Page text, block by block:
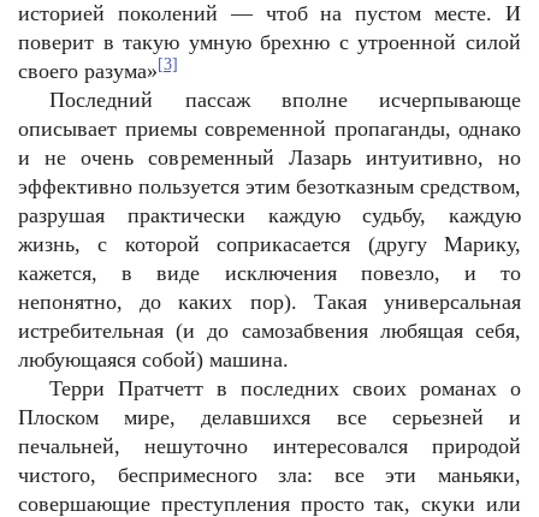
историей поколений — чтоб на пустом месте. И
поверит в такую умную брехню с утроенной силой
своего разума» [3]
Последний пассаж вполне исчерпывающе
описывает приемы современной пропаганды, однако
и не очень современный Лазарь интуитивно, но
эффективно пользуется этим безотказным средством,
разрушая практически каждую судьбу, каждую
жизнь, с которой соприкасается (другу Марику,
кажется, в виде исключения повезло, и то
непонятно, до каких пор). Такая универсальная
истребительная (и до самозабвения любящая себя,
любующаяся собой) машина.
Терри Пратчетт в последних своих романах о
Плоском мире, делавшихся все серьезней и
печальней, нешуточно интересовался природой
чистого, беспримесного зла: все эти маньяки,
совершающие преступления просто так, скуки или